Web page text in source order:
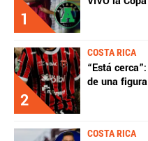
1
2
COSTA RICA
“Está
de una
COSTA RICA